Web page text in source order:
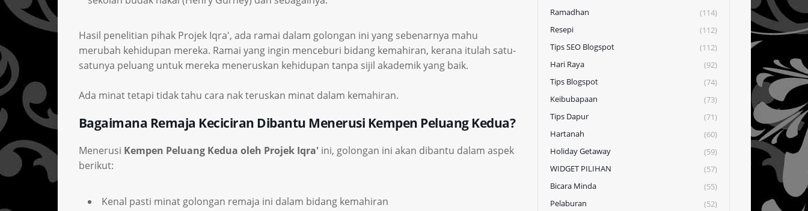
Hasil penelitian pihak Projek Iqra', ada ramai dalam golongan ini yang sebenarnya mahu
merubah kehidupan mereka. Ramai yang ingin menceburi bidang kemahiran, kerana itulah satu-
satunya peluang untuk mereka meneruskan kehidupan tanpa sijil akademik yang baik.
Ada minat tetapi tidak tahu cara nak teruskan minat dalam kemahiran.
Bagaimana Remaja Keciciran Dibantu Menerusi Kempen Peluang Kedua?
Menerusi Kempen Peluang Kedua oleh Projek Iqra'ini, golongan ini akan dibantu dalam aspek
berikut:
Kenal pasti minat golongan remaja ini dalam bidang kemahiran
Ramadhan
(114)
Resepi
(112)
Tips SEO Blogspot
(112)
Hari Raya
(92)
Tips Blogspot
(74)
Keibubapaan
(73)
Tips Dapur
(71)
Hartanah
(60)
Holiday Getaway
(59)
WIDGET PILIHAN
(57)
Bicara Minda
(55)
Pelaburan
(52)